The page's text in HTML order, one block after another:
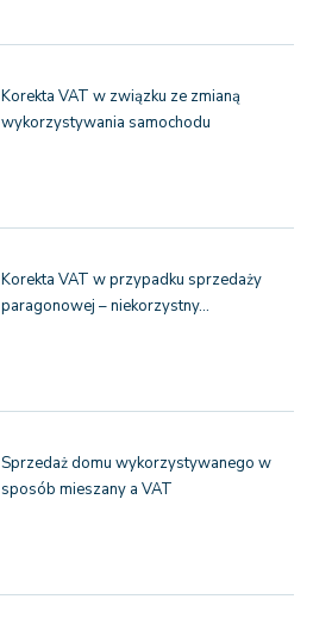
Korekta VAT w związku ze zmianą
wykorzystywania samochodu
Korekta VAT w przypadku sprzedaży
paragonowej – niekorzystny…
Sprzedaż domu wykorzystywanego w
sposób mieszany a VAT